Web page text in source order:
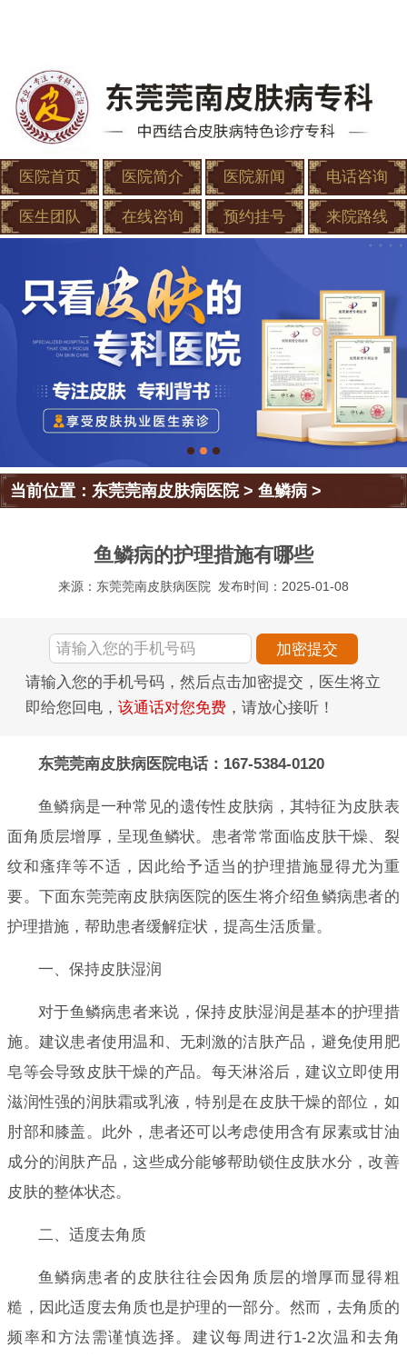
医院首页 医院简介 医院新闻 电话咨询
医生团队 在线咨询 预约挂号 来院路线
当前位置：东莞莞南皮肤病医院>鱼鳞病 >
鱼鳞病的护理措施有哪些
来源：东莞莞南皮肤病医院 发布时间：2025-01-08
请输入您的手机号码，然后点击加密提交，医生将立
即给您回电， 该通话对您免费 ，请放心接听！
东莞莞南皮肤病医院电话：167-5384-0120
鱼鳞病是一种常见的遗传性皮肤病，其特征为皮肤表
面角质层增厚，呈现鱼鳞状。患者常常面临皮肤干燥、裂
纹和瘙痒等不适，因此给予适当的护理措施显得尤为重
要。下面东莞莞南皮肤病医院的医生将介绍鱼鳞病患者的
护理措施，帮助患者缓解症状，提高生活质量。
一、保持皮肤湿润
对于鱼鳞病患者来说，保持皮肤湿润是基本的护理措
施。建议患者使用温和、无刺激的洁肤产品，避免使用肥
皂等会导致皮肤干燥的产品。每天淋浴后，建议立即使用
滋润性强的润肤霜或乳液，特别是在皮肤干燥的部位，如
肘部和膝盖。此外，患者还可以考虑使用含有尿素或甘油
成分的润肤产品，这些成分能够帮助锁住皮肤水分，改善
皮肤的整体状态。
二、适度去角质
鱼鳞病患者的皮肤往往会因角质层的增厚而显得粗
糙，因此适度去角质也是护理的一部分。然而，去角质的
频率和方法需谨慎选择。建议每周进行1-2次温和去角